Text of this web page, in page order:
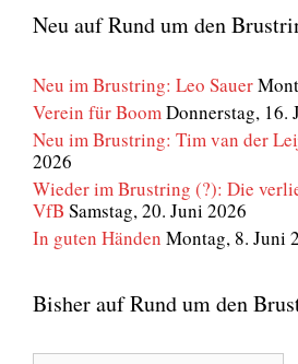
Neu auf Rund um den
Neu im Brustring: Leo Sauer
Verein für BoomDonnerstag, 16.
Neu im Brustring: Tim van der
2026
Wieder im Brustring (?): Die
VfB Samstag, 20. Juni 2026
In guten Händen Montag, 8. Juni
Bisher auf Rund um den